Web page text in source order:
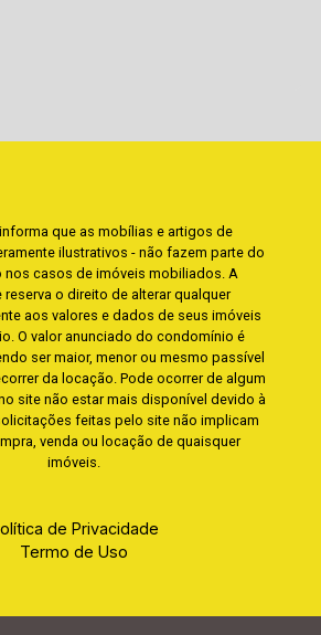
que as mobílias e artigos de
ilustrativos - não fazem parte do
nos casos de imóveis mobiliados. A
reserva o direito de alterar qualquer
aos valores e dados de seus imóveis
O valor anunciado do condomínio é
ser maior, menor ou mesmo passível
da locação. Pode ocorrer de algum
site não estar mais disponível devido à
feitas pelo site não implicam
venda ou locação de quaisquer
imóveis.
de Privacidade
Termo de Uso